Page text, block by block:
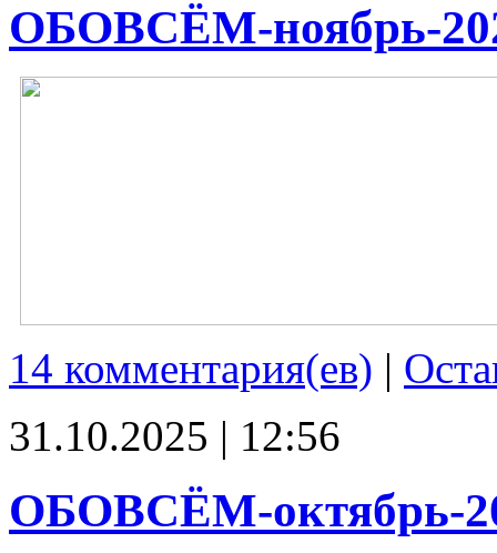
ОБОВСЁМ-ноябрь-
14 комментария(ев) |
31.10.2025 | 12:56
ОБОВСЁМ-октябрь-